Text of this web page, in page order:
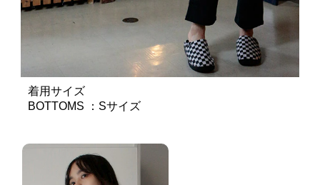
着用サイズ
BOTTOMS ：Sサイズ